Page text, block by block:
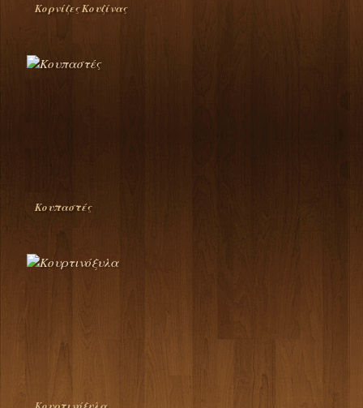
Κορνίζες Κουζίνας
Κουπαστές